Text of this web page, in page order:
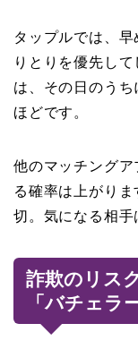
タップルでは、
りとりを優先し
は、その日のう
ほどです。
他のマッチングア
る確率は上がり
切。気になる相手
詐欺のリス
「バチェラ